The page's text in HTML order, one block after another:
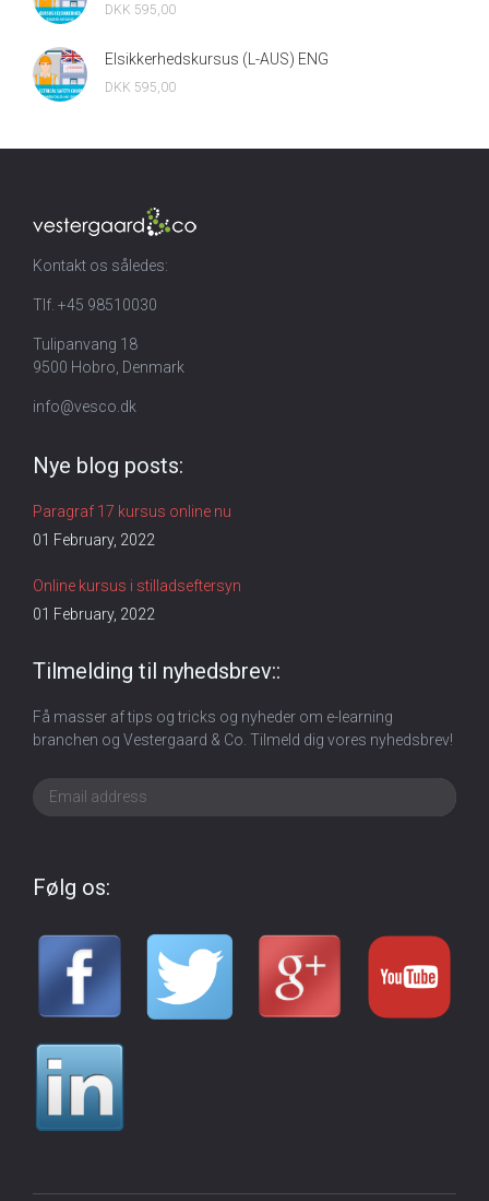
DKK 595,00
Elsikkerhedskursus (L-AUS) ENG
DKK 595,00
Kontakt os således:
Tlf. +45 98510030
Tulipanvang 18
9500 Hobro, Denmark
info@vesco.dk
Nye blog posts:
Paragraf 17 kursus online nu
01 February, 2022
Online kursus i stilladseftersyn
01 February, 2022
Tilmelding til nyhedsbrev::
Få masser af tips og tricks og nyheder om e-learning
branchen og Vestergaard & Co. Tilmeld dig vores nyhedsbrev!
Følg os: